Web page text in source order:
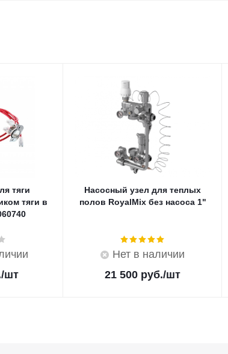
тяги
тяги в
/шт
Насосный узел для теплых
полов RoyalMix без насоса 1"
Нет в наличии
21 500 руб./шт